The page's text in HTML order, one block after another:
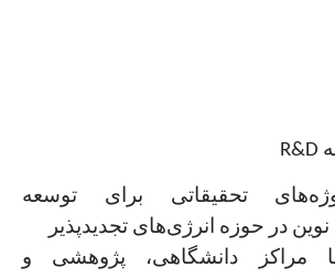
تحقیقاتی برای توسعه
در حوزه انرژی‌های ‏تجدیدپذیر
مراکز دانشگاهی، پژوهشی و